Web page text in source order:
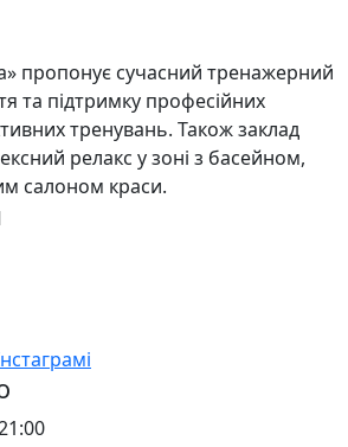
пропонує сучасний тренажерний
та підтримку професійних
тренувань. Також заклад
релакс у зоні з басейном,
салоном краси.